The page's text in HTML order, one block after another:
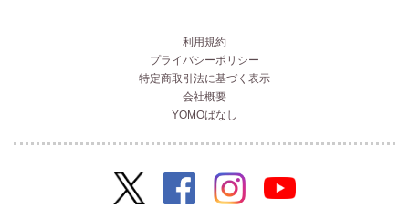
利用規約
プライバシーポリシー
特定商取引法に基づく表示
会社概要
YOMOばなし